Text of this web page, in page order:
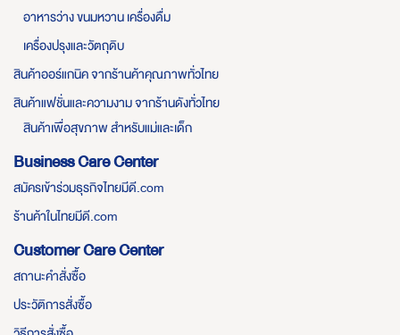
อาหารว่าง ขนมหวาน เครื่องดื่ม
เครื่องปรุงและวัตถุดิบ
สินค้าออร์แกนิค จากร้านค้าคุณภาพทั่วไทย
สินค้าแฟชั่นและความงาม จากร้านดังทั่วไทย
สินค้าเพื่อสุขภาพ สำหรับแม่และเด็ก
Business Care Center
สมัครเข้าร่วมธุรกิจไทยมีดี.com
ร้านค้าในไทยมีดี.com
Customer Care Center
สถานะคำสั่งซื้อ
ประวัติการสั่งซื้อ